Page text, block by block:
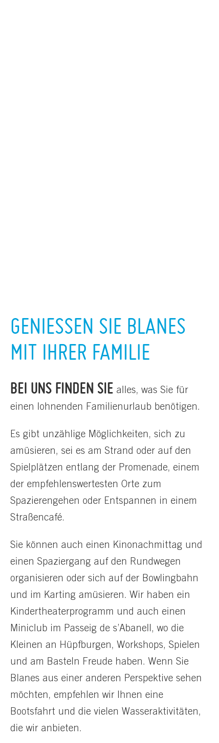
GENIESSEN SIE BLANES M
IT IHRER FAMILIE
BEI UNS FINDEN SIE alles, was Sie für
einen lohnenden Familienurlaub benötigen.
Es gibt unzählige Möglichkeiten, sich zu
amüsieren, sei es am Strand oder auf den
Spielplätzen entlang der Promenade, einem
der empfehlenswertesten Orte zum
Spazierengehen oder Entspannen in einem
Straßencafé.
Sie können auch einen Kinonachmittag und
einen Spaziergang auf den Rundwegen
organisieren oder sich auf der Bowlingbahn
und im Karting amüsieren. Wir haben ein
Kindertheaterprogramm und auch einen
Miniclub im Passeig de s’Abanell, wo die
Kleinen an Hüpfburgen, Workshops, Spielen
und am Basteln Freude haben. Wenn Sie
Blanes aus einer anderen Perspektive sehen
möchten, empfehlen wir Ihnen eine
Bootsfahrt und die vielen Wasseraktivitäten,
die wir anbieten.